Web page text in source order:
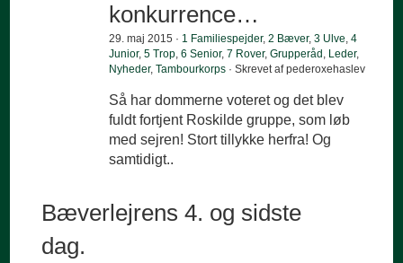
konkurrence…
29. maj 2015 · 1 Familiespejder,2 Bæver,3 Ulve,4
Junior,5 Trop,6 Senior,7 Rover,Grupperåd , Leder,
Nyheder,Tambourkorps · Skrevet af pederoxehaslev
Så har dommerne voteret og det blev
fuldt fortjent Roskilde gruppe, som løb
med sejren! Stort tillykke herfra! Og
samtidigt..
Bæverlejrens 4. og sidste
dag.